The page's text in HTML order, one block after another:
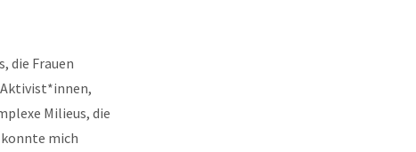
die Frauen
Milieus, die
mich